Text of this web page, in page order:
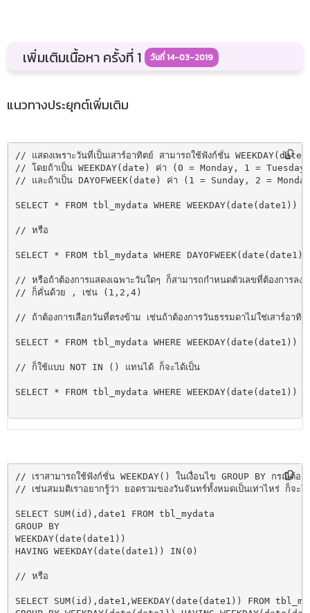
เพิ่มเติมเนื้อหา ครั้งที่ 1 วันที่ 14-03-2019
แนวทางประยุกต์เพิ่มเติม
// แสดงเพราะวันที่เป็นเสาร์อาทิตย์ สามารถใช้ฟังก์ชั่น
// โดยถ้าเป็น WEEKDAY(date) ค่า (0 = Monday, 1 =
// และถ้าเป็น DAYOFWEEK(date) ค่า (1 = Sunday, 2 =
SELECT * FROM tbl_mydata WHERE
// หรือ
SELECT * FROM tbl_mydata WHERE
// หรือถ้าต้องการแสดงเฉพาะวันใดๆ ก็สามารถกำหนดตัวเลขที่ต้องการ
// ก็คั่นด้วย , เช่น (1,2,4)
// ถ้าต้องการเลือกวันที่ตรงข้าม เช่นถ้าต้องการวันธรรมดาไม่ใช่เสาร์อาทิ
SELECT * FROM tbl_mydata WHERE
// ก็ใช้แบบ NOT IN () แทนได้ ก็จะได้เป็น
SELECT * FROM tbl_mydata WHERE WEEKDAY(date(date1))
// เราสามารถใช้ฟังก์ชั่น WEEKDAY() ในเงื่อนไข GROUP BY กรณีต้อง
// เช่นสมมติเราอยากรู้ว่า ยอดรวมของวันจันทร์ทั้งหมดเป็นเท่าไหร่ ก็จะใ
SELECT SUM(id),date1 FROM tbl_mydata
GROUP BY
WEEKDAY(date(date1))
HAVING WEEKDAY(date(date1)) IN(0)
// หรือ
SELECT SUM(id),date1,WEEKDAY(date(date1)) FROM